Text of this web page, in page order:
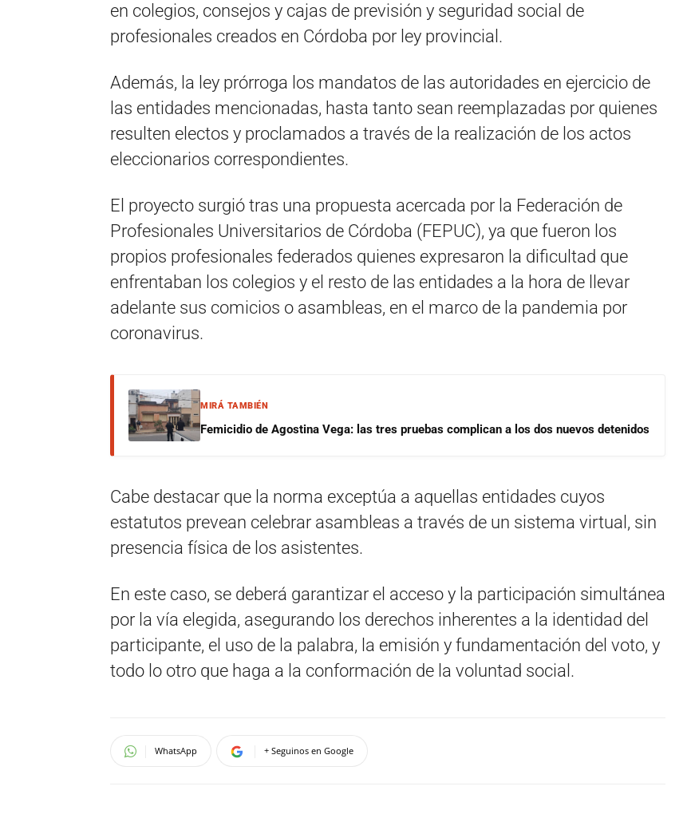
en colegios, consejos y cajas de previsión y seguridad social de
profesionales creados en Córdoba por ley provincial.
Además, la ley prórroga los mandatos de las autoridades en ejercicio de
las entidades mencionadas, hasta tanto sean reemplazadas por quienes
resulten electos y proclamados a través de la realización de los actos
eleccionarios correspondientes.
El proyecto surgió tras una propuesta acercada por la Federación de
Profesionales Universitarios de Córdoba (FEPUC), ya que fueron los
propios profesionales federados quienes expresaron la dificultad que
enfrentaban los colegios y el resto de las entidades a la hora de llevar
adelante sus comicios o asambleas, en el marco de la pandemia por
coronavirus.
MIRÁ TAMBIÉN
Femicidio de Agostina Vega: las tres pruebas complican a los dos nuevos detenidos
Cabe destacar que la norma exceptúa a aquellas entidades cuyos
estatutos prevean celebrar asambleas a través de un sistema virtual, sin
presencia física de los asistentes.
En este caso, se deberá garantizar el acceso y la participación simultánea
por la vía elegida, asegurando los derechos inherentes a la identidad del
participante, el uso de la palabra, la emisión y fundamentación del voto, y
todo lo otro que haga a la conformación de la voluntad social.
WhatsApp + Seguinos en Google